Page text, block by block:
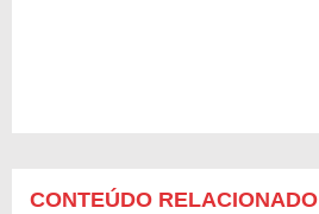
CONTEÚDO RELACIONADO